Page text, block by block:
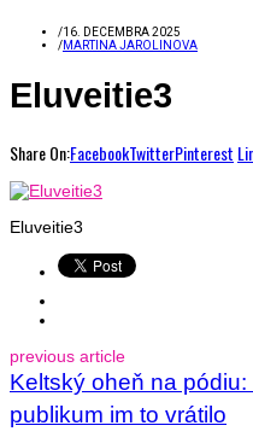
/16. DECEMBRA 2025
/MARTINA JAROLINOVA
Eluveitie3
Share On:FacebookTwitterPinterest
Eluveitie3
previous article
Keltský oheň na
publikum im to vrátilo